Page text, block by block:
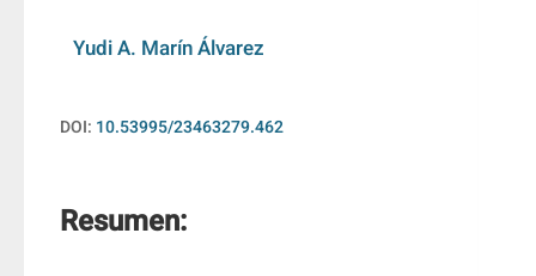
Yudi A. Marín Álvarez
DOI: 10.53995/23463279.462
Resumen: